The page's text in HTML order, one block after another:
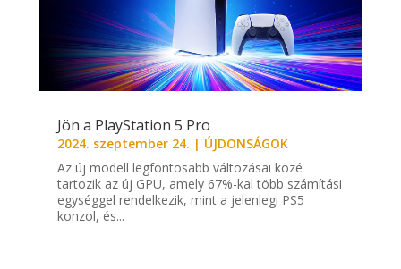
Jön a PlayStation 5 Pro
2024. szeptember 24. | ÚJDONSÁGOK
Az új modell legfontosabb változásai közé
tartozik az új GPU, amely 67%-kal több számítási
egységgel rendelkezik, mint a jelenlegi PS5
konzol, és...